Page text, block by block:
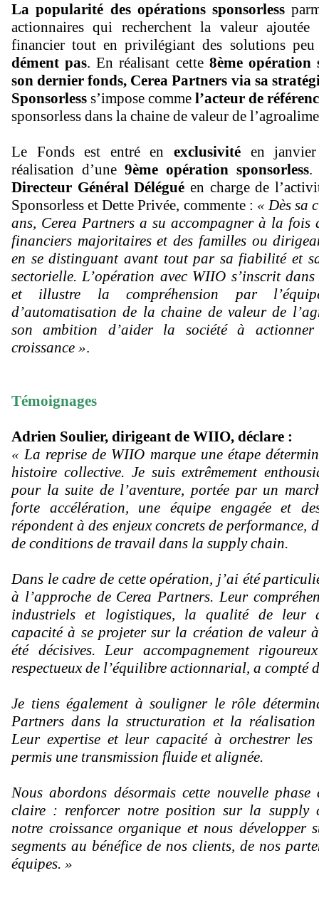
La popularité des opérations sponsorless
actionnaires qui recherchent la valeur ajoutée
financier tout en privilégiant des solutions
dément pas. En réalisant cette 8ème opération
son dernier fonds, Cerea Partners via sa
Sponsorless s’impose comme l’acteur de
sponsorless dans la chaine de valeur de
Le Fonds est entré en exclusivité en
réalisation d’une 9ème opération sponsorless
Directeur Général Délégué en charge de
Sponsorless et Dette Privée, commente : « Dès sa
ans, Cerea Partners a su accompagner à la fois
financiers majoritaires et des familles ou
en se distinguant avant tout par sa fiabilité et
sectorielle. L’opération avec WIIO s’inscrit
et illustre la compréhension par
d’automatisation de la chaine de valeur de
son ambition d’aider la société à
croissance ».
Témoignages
Adrien Soulier, dirigeant de WIIO, déclare :
« La reprise de WIIO marque une étape
histoire collective. Je suis extrêmement
pour la suite de l’aventure, portée par un
forte accélération, une équipe engagée et
répondent à des enjeux concrets de performance,
de conditions de travail dans la supply chain.
Dans le cadre de cette opération, j’ai été
à l’approche de Cerea Partners. Leur
industriels et logistiques, la qualité de leur
capacité à se projeter sur la création de valeur
été décisives. Leur accompagnement
respectueux de l’équilibre actionnarial, a compté
Je tiens également à souligner le rôle
Partners dans la structuration et la réalisation
Leur expertise et leur capacité à orchestrer les
permis une transmission fluide et alignée.
Nous abordons désormais cette nouvelle phase
claire : renforcer notre position sur la supply
notre croissance organique et nous développer
segments au bénéfice de nos clients, de nos
équipes. »